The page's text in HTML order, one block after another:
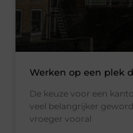
Werken op een plek
De keuze voor een
veel belangrijker
vroeger vooral